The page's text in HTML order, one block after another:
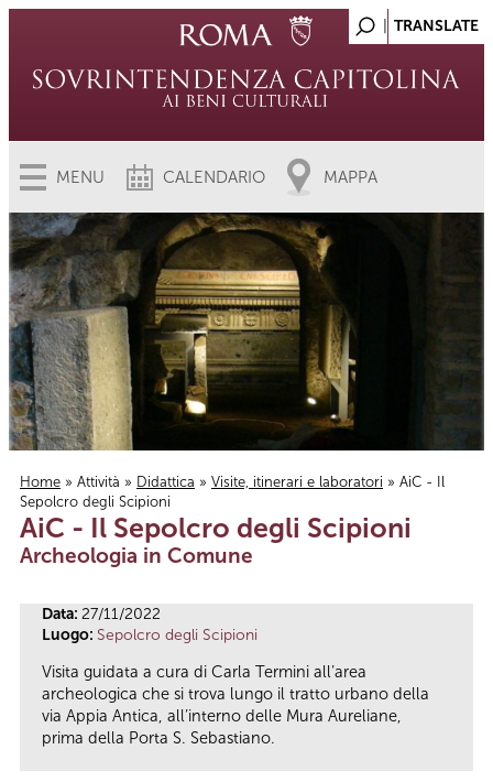
MENU CALENDARIO MAPPA
Tu sei qui
Home » Attività » Didattica » Visite, itinerari e laboratori » AiC - Il
Sepolcro degli Scipioni
AiC - Il Sepolcro degli Scipioni
Archeologia in Comune
Data: 27/11/2022
Luogo: Sepolcro degli Scipioni
Visita guidata a cura di Carla Termini all’area
archeologica che si trova lungo il tratto urbano della
via Appia Antica, all’interno delle Mura Aureliane,
prima della Porta S. Sebastiano.